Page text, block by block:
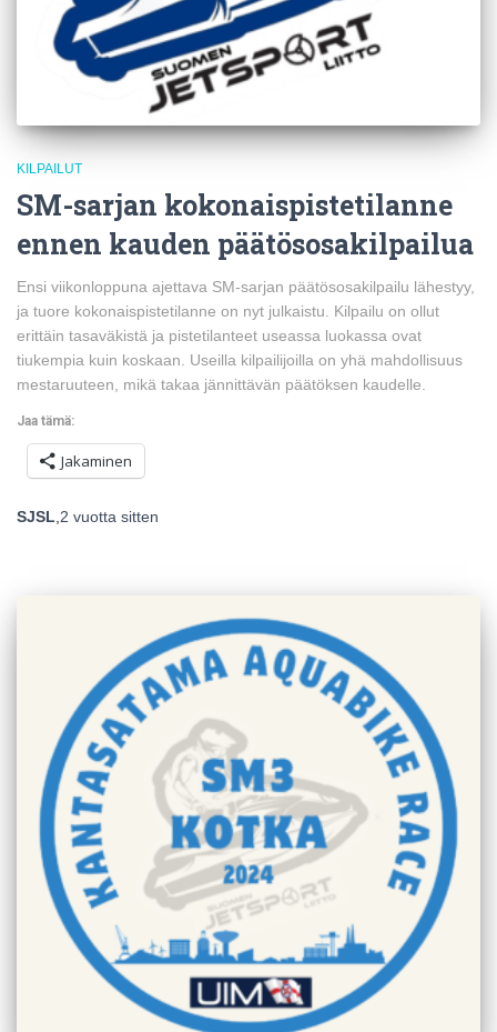
KILPAILUT
SM-sarjan kokonaispistetilanne
ennen kauden päätösosakilpailua
Ensi viikonloppuna ajettava SM-sarjan päätösosakilpailu lähestyy,
ja tuore kokonaispistetilanne on nyt julkaistu. Kilpailu on ollut
erittäin tasaväkistä ja pistetilanteet useassa luokassa ovat
tiukempia kuin koskaan. Useilla kilpailijoilla on yhä mahdollisuus
mestaruuteen, mikä takaa jännittävän päätöksen kaudelle.
Jaa tämä:
Jakaminen
SJSL 2 vuotta sitten